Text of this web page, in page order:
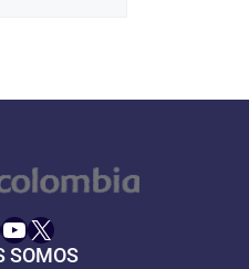
YouTube
X
SOMOS